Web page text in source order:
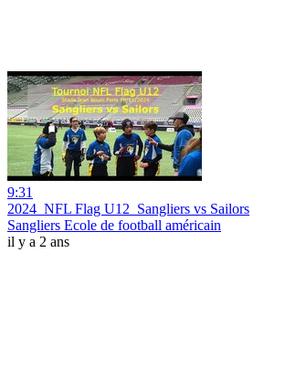
9:31
2024_NFL Flag U12_Sangliers vs Sailors
Sangliers Ecole de football américain
il y a 2 ans